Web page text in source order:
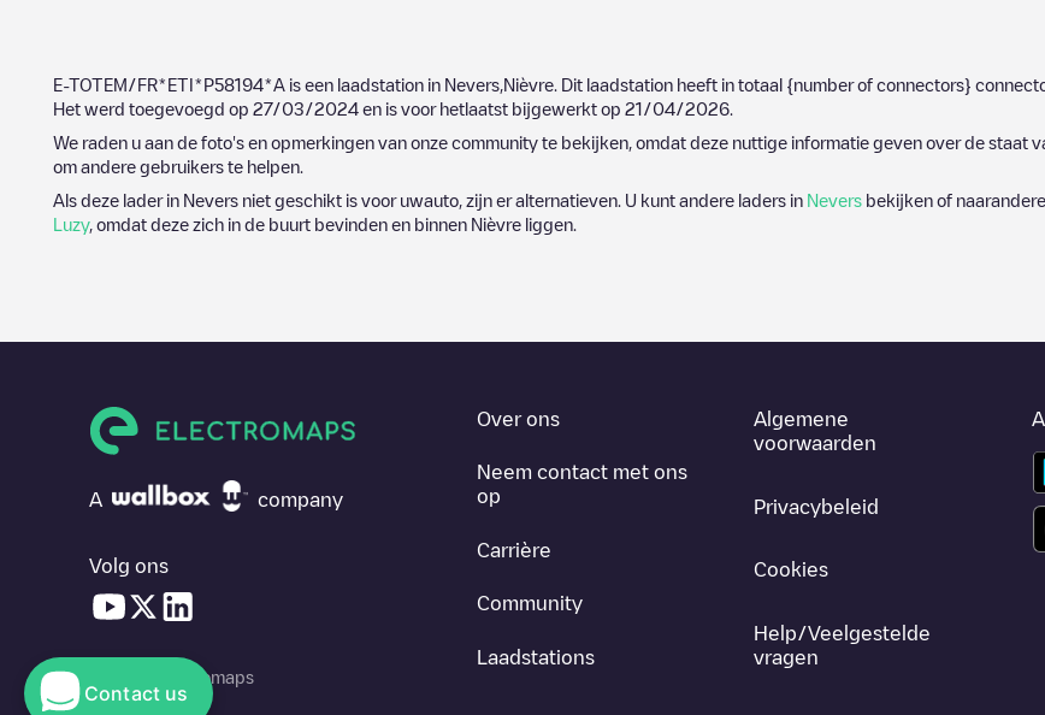
E-TOTEM/FR*ETI*P58194*A is een laadstation in Nevers Nièvre . Dit laadstation heeft in totaal {number of connectors}
Het werd toegevoegd op 27/03/2024 en is voor hetlaatst bijgewerkt op 21/04/2026
We raden u aan de foto's en opmerkingen van onze community te bekijken, omdat deze nuttige informatie geven over de staat
om andere gebruikers te helpen.
Als deze lader in Nevers niet geschikt is voor uwauto, zijn er alternatieven. U kunt andere laders in Nevers bekijken of
Luzy, omdat deze zich in de buurt bevinden en binnen Nièvre liggen.
A company
Volg ons
© 2026 Electromaps
Over ons
Neem contact met ons
op
Carrière
Community
Laadstations
Algemene
voorwaarden
Privacybeleid
Cookies
Help/Veelgestelde
vragen
Contact us